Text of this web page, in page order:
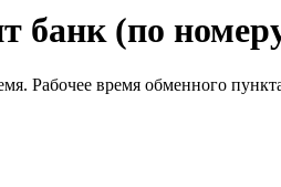
банк (по
Рабочее время обменного